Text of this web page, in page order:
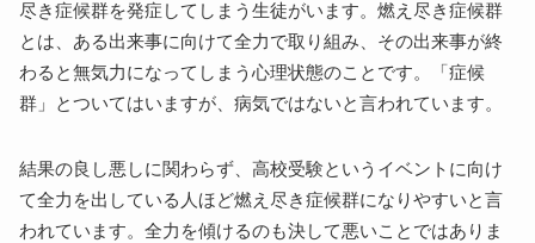
尽き症候群を発症してしまう生徒がいます。燃え尽き症候群
とは、ある出来事に向けて全力で取り組み、その出来事が終
わると無気力になってしまう心理状態のことです。「症候
群」とついてはいますが、病気ではないと言われています。
結果の良し悪しに関わらず、高校受験というイベントに向け
て全力を出している人ほど燃え尽き症候群になりやすいと言
われています。全力を傾けるのも決して悪いことではありま